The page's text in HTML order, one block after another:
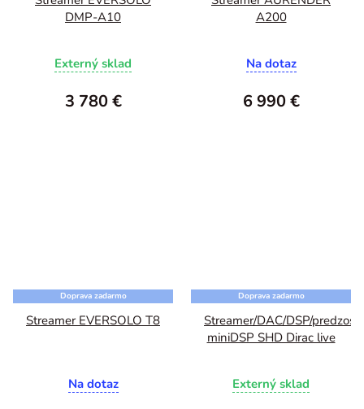
DMP-A10
Externý sklad
3 780 €
A200
Na dotaz
6 990 €
Doprava zadarmo
Streamer EVERSOLO T8
Na dotaz
Doprava zadarmo
Streamer/DAC/DSP/
miniDSP SHD Dirac live
Externý sklad